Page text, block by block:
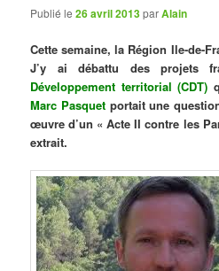
Publié le26 avril 2013parAlain
Cette semaine, la Région Ile-de-
J’y ai débattu des projets
Développement territorial (CDT)
Marc Pasquet portait une
œuvre d’un « Acte II contre les
extrait.